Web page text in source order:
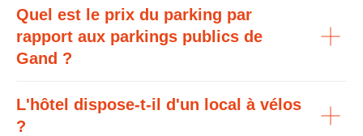
Quel est le prix du parking par
rapport aux parkings publics de
Gand ?
L'hôtel dispose-t-il d'un local à vélos
?